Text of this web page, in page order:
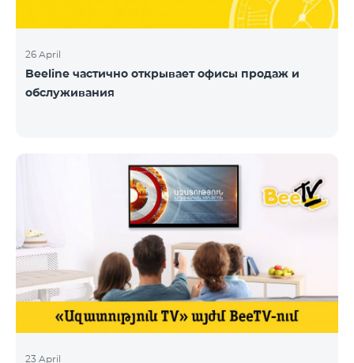
26 April
Beeline частично открывает офисы продаж и
обслуживания
23 April